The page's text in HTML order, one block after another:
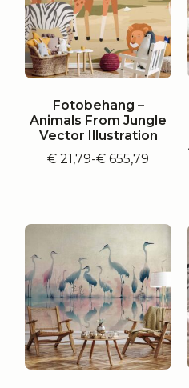
Fotobehang –
Animals From Jungle
Vector Illustration
€ 21,79-€ 655,79
Prijsklasse: